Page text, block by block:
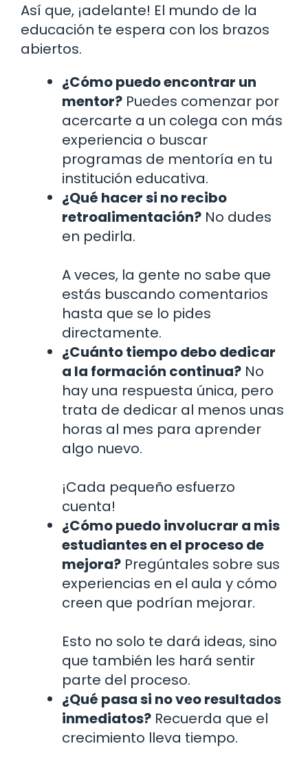
Así que, ¡adelante! El mundo de la
educación te espera con los brazos
abiertos.
¿Cómo puedo encontrar un
mentor? Puedes comenzar por
acercarte a un colega con más
experiencia o buscar
programas de mentoría en tu
institución educativa.
¿Qué hacer si no recibo
retroalimentación? No dudes
en pedirla.
A veces, la gente no sabe que
estás buscando comentarios
hasta que se lo pides
directamente.
¿Cuánto tiempo debo dedicar
a la formación continua? No
hay una respuesta única, pero
trata de dedicar al menos unas
horas al mes para aprender
algo nuevo.
¡Cada pequeño esfuerzo
cuenta!
¿Cómo puedo involucrar a mis
estudiantes en el proceso de
mejora? Pregúntales sobre sus
experiencias en el aula y cómo
creen que podrían mejorar.
Esto no solo te dará ideas, sino
que también les hará sentir
parte del proceso.
¿Qué pasa si no veo resultados
inmediatos? Recuerda que el
crecimiento lleva tiempo.